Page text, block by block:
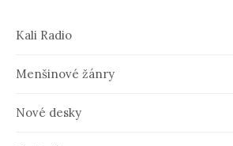
Kali Radio
Menšinové žánry
Nové desky